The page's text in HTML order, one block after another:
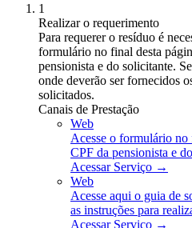
1
Realizar o requerimento
Para requerer o resíduo é
formulário no final desta
pensionista e do solicitante.
onde deverão ser fornecidos
solicitados.
Canais de Prestação
Web
Acesse o formulário no
CPF da pensionista e
Acessar Serviço →
Web
Acesse aqui o guia de
as instruções para
Acessar Serviço →